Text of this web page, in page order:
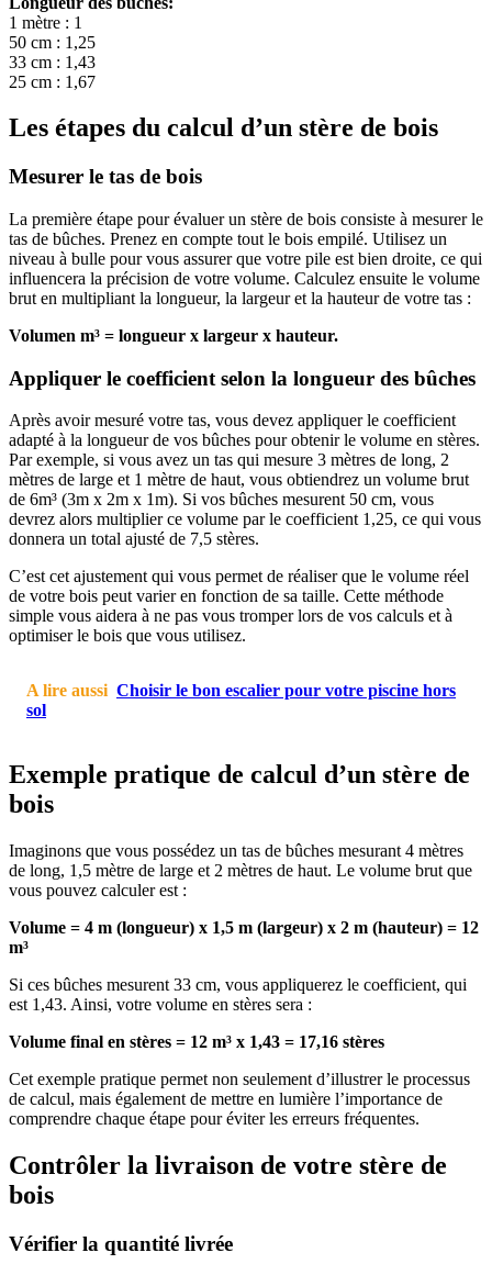
1 mètre : 1
50 cm : 1,25
33 cm : 1,43
25 cm : 1,67
Les étapes du calcul d’un stère de bois
Mesurer le tas de bois
La première étape pour évaluer un stère de bois consiste à mesurer le
tas de bûches. Prenez en compte tout le bois empilé. Utilisez un
niveau à bulle pour vous assurer que votre pile est bien droite, ce qui
influencera la précision de votre volume. Calculez ensuite le volume
brut en multipliant la longueur, la largeur et la hauteur de votre tas :
Volumen m³ = longueur x largeur x hauteur.
Appliquer le coefficient selon la longueur des bûches
Après avoir mesuré votre tas, vous devez appliquer le coefficient
adapté à la longueur de vos bûches pour obtenir le volume en stères.
Par exemple, si vous avez un tas qui mesure 3 mètres de long, 2
mètres de large et 1 mètre de haut, vous obtiendrez un volume brut
de 6m³ (3m x 2m x 1m). Si vos bûches mesurent 50 cm, vous
devrez alors multiplier ce volume par le coefficient 1,25, ce qui vous
donnera un total ajusté de 7,5 stères.
C’est cet ajustement qui vous permet de réaliser que le volume réel
de votre bois peut varier en fonction de sa taille. Cette méthode
simple vous aidera à ne pas vous tromper lors de vos calculs et à
optimiser le bois que vous utilisez.
A lire aussi Choisir le bon escalier pour votre piscine hors
sol
Exemple pratique de calcul d’un stère de
bois
Imaginons que vous possédez un tas de bûches mesurant 4 mètres
de long, 1,5 mètre de large et 2 mètres de haut. Le volume brut que
vous pouvez calculer est :
Volume = 4 m (longueur) x 1,5 m (largeur) x 2 m (hauteur) = 12
m³
Si ces bûches mesurent 33 cm, vous appliquerez le coefficient, qui
est 1,43. Ainsi, votre volume en stères sera :
Volume final en stères = 12 m³ x 1,43 = 17,16 stères
Cet exemple pratique permet non seulement d’illustrer le processus
de calcul, mais également de mettre en lumière l’importance de
comprendre chaque étape pour éviter les erreurs fréquentes.
Contrôler la livraison de votre stère de
bois
Vérifier la quantité livrée